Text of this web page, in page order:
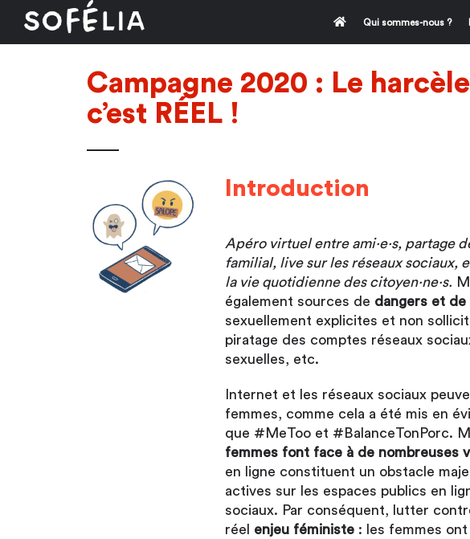
Passer
contenu
Qui sommes-nous ?
Campagne 2020 : Le
c’est R ÉEL !
Introduction
Apéro virtuel entre ami·e·s, partage
familial, live sur les réseaux sociaux,
la vie quotidienne des citoyen·ne·s.
également sources de dangers et de
sexuellement explicites et non
piratage des comptes réseaux
sexuelles, etc.
Internet et les réseaux sociaux
femmes, comme cela a été mis en
que #MeToo et #BalanceTonPorc.
femmes font face à de nombreuses
en ligne constituent un obstacle
actives sur les espaces publics en
sociaux. Par conséquent, lutter
réel enjeu féministe: les femmes ont